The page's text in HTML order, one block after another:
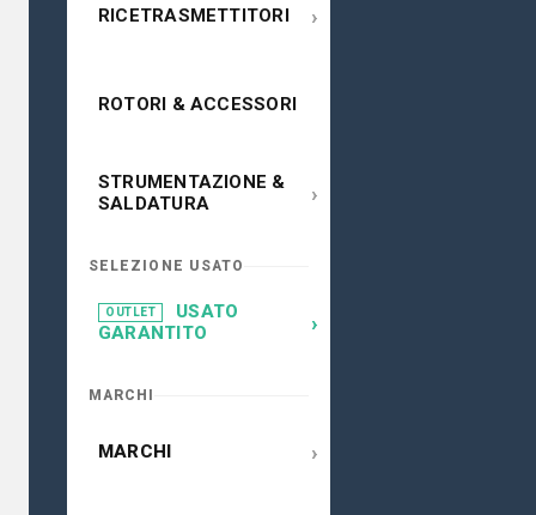
RICETRASMETTITORI ›
ROTORI & ACCESSORI
STRUMENTAZIONE &
SALDATURA
›
SELEZIONE USATO
OUTLET
USATO
GARANTITO
›
MARCHI
MARCHI ›